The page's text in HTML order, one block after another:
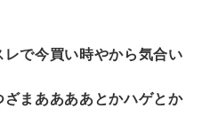
で今買い時やから気合い
まああああとかハゲとか